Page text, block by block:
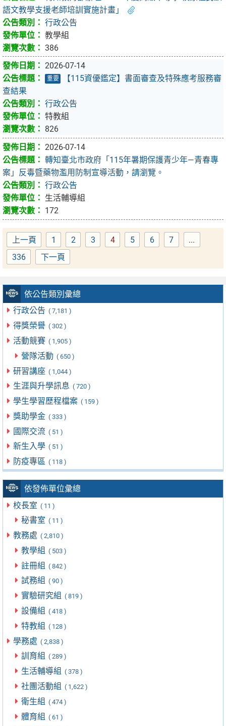
依公告類別彙總
行政公告 ( 7,181 )
得獎榮譽 ( 302 )
活動競賽 ( 1,905 )
營隊活動 ( 650 )
研習講座 ( 1,044 )
生涯與升學訊息 ( 720 )
學生學習歷程檔案 ( 159 )
獎助學金 ( 333 )
國際交流 ( 51 )
新生入學 ( 51 )
防疫專區 ( 118 )
依發佈單位彙總
校長室 ( 11 )
秘書室 ( 11 )
教務處 ( 2,810 )
教學組 ( 503 )
註冊組 ( 842 )
試務組 ( 90 )
實驗研究組 ( 819 )
設備組 ( 418 )
特教組 ( 128 )
學務處 ( 2,838 )
訓育組 ( 289 )
生活輔導組 ( 378 )
社團活動組 ( 1,622 )
衛生組 ( 474 )
體育組 ( 61 )
語文教學支援老師培訓實施計畫」
行政公告
教學組
386
2026-07-14
重要
【115資優鑑定】書面審查及特殊應考服務審
查結果
行政公告
特教組
826
2026-07-14
轉知臺北市政府「115年暑期保護青少年—青春專
案」反毒暨藥物濫用防制宣導活動，請瀏覽。
行政公告
生活輔導組
172
上一頁 Page
1 Page
2 Page
3 Page
4 Page
5 Page
6 Page
7 ...
Page
336 下一頁